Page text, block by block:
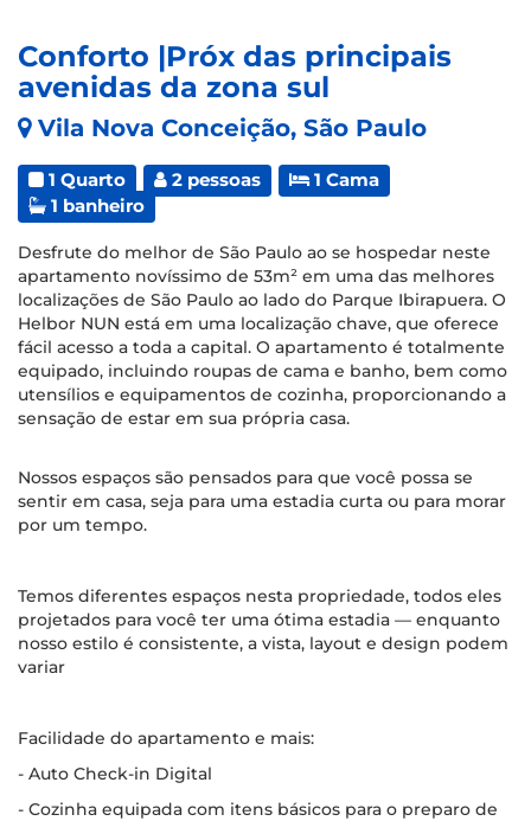
Conforto |Próx das principais
avenidas da zona sul
Vila Nova Conceição, São Paulo
1 Quarto 2 pessoas
1 Cama
1 banheiro
Desfrute do melhor de São Paulo ao se hospedar neste
apartamento novíssimo de 53m² em uma das melhores
localizações de São Paulo ao lado do Parque Ibirapuera. O
Helbor NUN está em uma localização chave, que oferece
fácil acesso a toda a capital. O apartamento é totalmente
equipado, incluindo roupas de cama e banho, bem como
utensílios e equipamentos de cozinha, proporcionando a
sensação de estar em sua própria casa.
Nossos espaços são pensados para que você possa se
sentir em casa, seja para uma estadia curta ou para morar
por um tempo.
Temos diferentes espaços nesta propriedade, todos eles
projetados para você ter uma ótima estadia — enquanto
nosso estilo é consistente, a vista, layout e design podem
variar
Facilidade do apartamento e mais:
- Auto Check-in Digital
- Cozinha equipada com itens básicos para o preparo de